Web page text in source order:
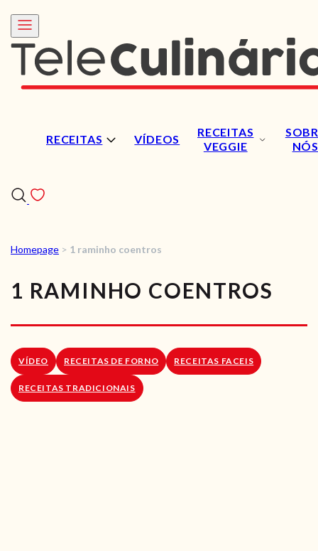
RECEITAS VÍDEOS
RECEITAS
VEGGIE
NÓS
RECEITAS
VÍDEOS
RECEITAS VEGGIE
SOBRE NÓS
LOJA ONLINE
Homepage > 1 raminho coentros
1 RAMINHO COENTROS
VÍDEO RECEITAS DE FORNO RECEITAS FACEIS
RECEITAS TRADICIONAIS